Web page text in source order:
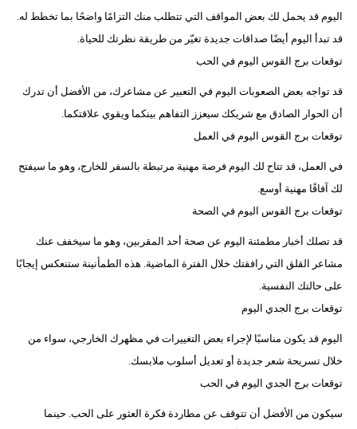
اليوم قد يحمل لك بعض المواقف التي تتطلب منك التزامًا واضحًا بما تخطط له.
قد تبدأ اليوم أيضًا صداقات جديدة تغيّر من طريقة نظرتك للحياة.
توقعات برج القوس اليوم في الحب
قد تواجه بعض الصعوبات اليوم في التعبير عن مشاعرك، من الأفضل أن تدرك
أن الحوار الصادق مع شريكك سيعزز التفاهم بينكما ويقوي علاقتكما.
توقعات برج القوس اليوم في العمل
في العمل، قد تتاح لك اليوم فرصة مهنية مرتبطة بالسفر للخارج، وهو ما سيفتح
لك آفاقًا مهنية أوسع.
توقعات برج القوس اليوم في الصحة
قد تصلك أخبار مطمئنة اليوم عن صحة أحد المقربين، وهو ما سيخفف عنك
مشاعر القلق التي رافقتك خلال الفترة الماضية. هذه الطمأنينة ستنعكس إيجابًا
على حالتك النفسية.
توقعات برج الجدي اليوم
اليوم قد يكون مناسبًا لإجراء بعض التغييرات في مظهرك الخارجي، سواء من
خلال تسريحة شعر جديدة أو تعديل أسلوب ملابسك.
توقعات برج الجدي اليوم في الحب
سيكون من الأفضل أن تتوقف عن مطاردة فكرة العثور على الحب. حينما